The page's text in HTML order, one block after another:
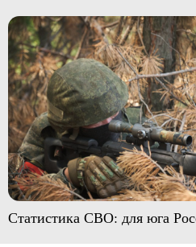
Статистика СВО: для юга